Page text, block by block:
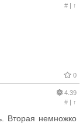
#| ↑
0
4.39
#| ↑
Вторая немножко